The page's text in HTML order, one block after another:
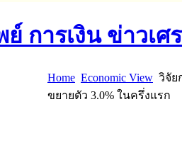
Home Economic View วิจัย
ขยายตัว 3.0% ในครึ่งแรก